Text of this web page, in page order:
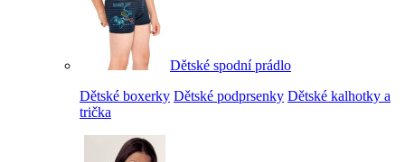
Dětské spodní prádlo
Dětské boxerky Dětské podprsenky Dětské kalhotky a
trička